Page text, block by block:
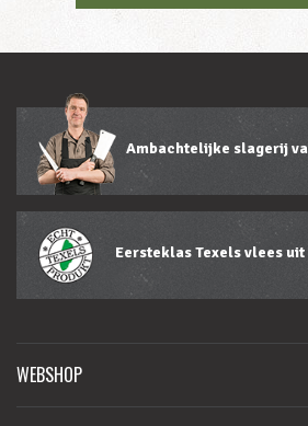
Ambachtelijke slagerij
Eersteklas Texels vlees
WEBSHOP